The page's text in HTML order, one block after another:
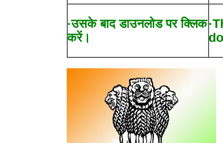
·उसके बाद डाउनलोड पर क्लिक
करें।